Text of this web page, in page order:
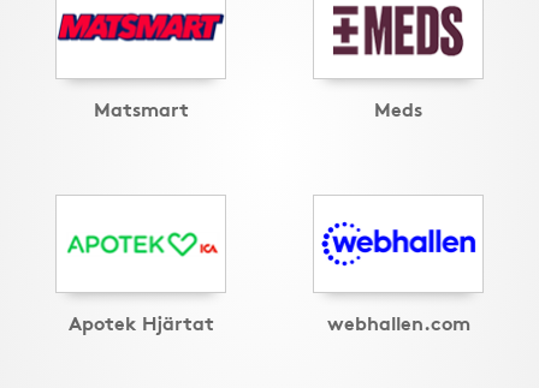
Matsmart Meds
Apotek Hjärtat webhallen.com